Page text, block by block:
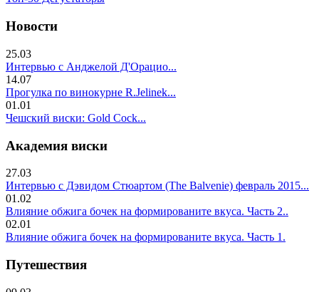
Новости
25.03
Интервью с Анджелой Д'Орацио...
14.07
Прогулка по винокурне R.Jelinek...
01.01
Чешский виски: Gold Cock...
Академия виски
27.03
Интервью с Дэвидом Стюартом (The Balvenie) февраль 2015...
01.02
Влияние обжига бочек на формированите вкуса. Часть 2..
02.01
Влияние обжига бочек на формированите вкуса. Часть 1.
Путешествия